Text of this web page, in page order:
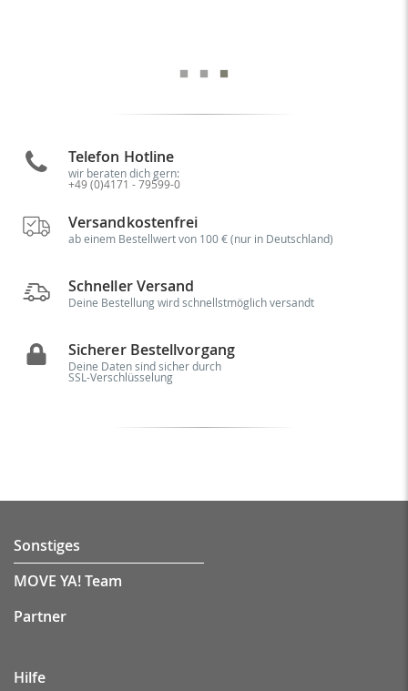
Telefon Hotline
wir beraten dich gern:
+49 (0)4171 - 79599-0
Versandkostenfrei
ab einem Bestellwert von 100 € (nur in Deutschland)
Schneller Versand
Deine Bestellung wird schnellstmöglich versandt
Sicherer Bestellvorgang
Deine Daten sind sicher durch
SSL-Verschlüsselung
Sonstiges
MOVE YA! Team
Partner
Hilfe